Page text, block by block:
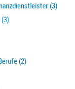
(3)
(2)